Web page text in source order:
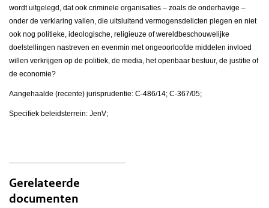
wordt uitgelegd, dat ook criminele organisaties – zoals de onderhavige –
onder de verklaring vallen, die uitsluitend vermogensdelicten plegen en niet
ook nog politieke, ideologische, religieuze of wereldbeschouwelijke
doelstellingen nastreven en evenmin met ongeoorloofde middelen invloed
willen verkrijgen op de politiek, de media, het openbaar bestuur, de justitie of
de economie?
Aangehaalde (recente) jurisprudentie: C-486/14; C-367/05;
Specifiek beleidsterrein: JenV;
Gerelateerde
documenten